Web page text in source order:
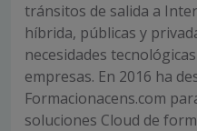
tránsitos de salida a
híbrida, públicas y
necesidades
empresas. En 2016 ha
Formacionacens.com
soluciones Cloud de